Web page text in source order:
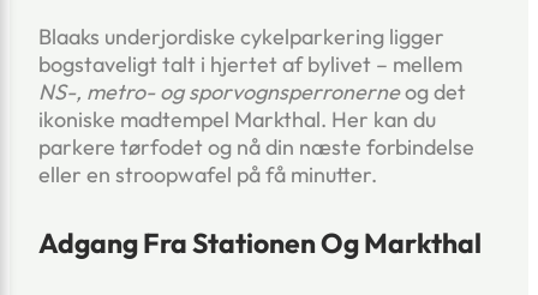
Blaaks underjordiske cykelparkering ligger
bogstaveligt talt i hjertet af bylivet – mellem
NS-, metro- og sporvogns­perronerneog det
ikoniske madtempel Markthal. Her kan du
parkere tørfodet og nå din næste forbindelse
eller en stroopwafel på få minutter.
Adgang Fra Stationen Og Markthal